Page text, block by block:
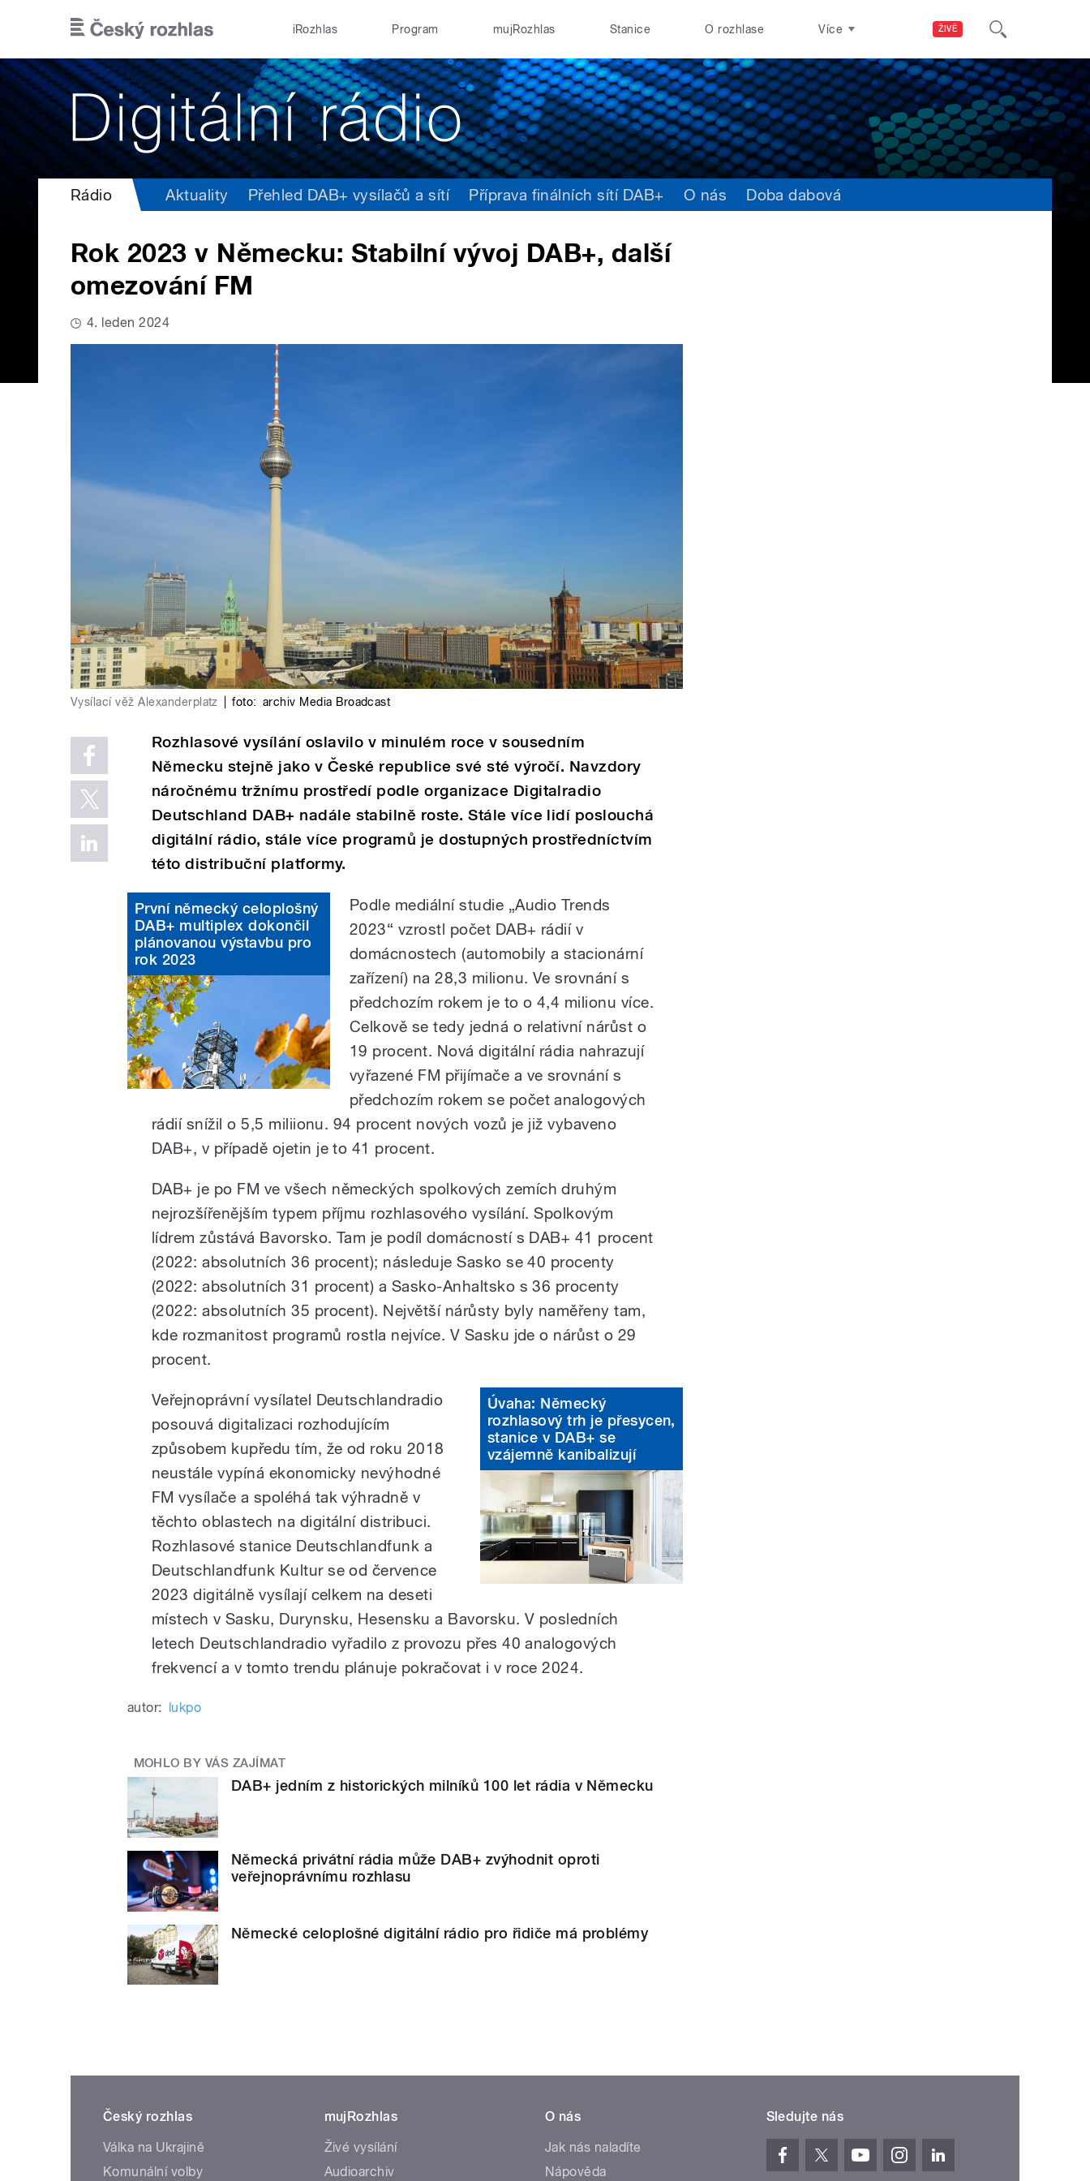
ŽIVĚ
iRozhlas Program mujRozhlas Stanice O rozhlase Více
Rádio Aktuality Přehled DAB+ vysílačů a sítí Příprava finálních sítí DAB+ O nás Doba dabová
Rok 2023 v Německu: Stabilní vývoj DAB+, další
omezování FM
4. leden 2024
Vysílací věž Alexanderplatz foto: archiv Media Broadcast
Rozhlasové vysílání oslavilo v minulém roce v sousedním
Německu stejně jako v České republice své sté výročí. Navzdory
náročnému tržnímu prostředí podle organizace Digitalradio
Deutschland DAB+ nadále stabilně roste. Stále více lidí poslouchá
digitální rádio, stále více programů je dostupných prostředníctvím
této distribuční platformy.
První německý celoplošný
DAB+ multiplex dokončil
plánovanou výstavbu pro
rok 2023
Podle mediální studie „Audio Trends
2023“ vzrostl počet DAB+ rádií v
domácnostech (automobily a stacionární
zařízení) na 28,3 milionu. Ve srovnání s
předchozím rokem je to o 4,4 milionu více.
Celkově se tedy jedná o relativní nárůst o
19 procent. Nová digitální rádia nahrazují
vyřazené FM přijímače a ve srovnání s
předchozím rokem se počet analogových
rádií snížil o 5,5 miliionu. 94 procent nových vozů je již vybaveno
DAB+, v případě ojetin je to 41 procent.
DAB+ je po FM ve všech německých spolkových zemích druhým
nejrozšířenějším typem příjmu rozhlasového vysílání. Spolkovým
lídrem zůstává Bavorsko. Tam je podíl domácností s DAB+ 41 procent
(2022: absolutních 36 procent); následuje Sasko se 40 procenty
(2022: absolutních 31 procent) a Sasko-Anhaltsko s 36 procenty
(2022: absolutních 35 procent). Největší nárůsty byly naměřeny tam,
kde rozmanitost programů rostla nejvíce. V Sasku jde o nárůst o 29
procent.
Úvaha: Německý
rozhlasový trh je přesycen,
stanice v DAB+ se
vzájemně kanibalizují
Veřejnoprávní vysílatel Deutschlandradio
posouvá digitalizaci rozhodujícím
způsobem kupředu tím, že od roku 2018
neustále vypíná ekonomicky nevýhodné
FM vysílače a spoléhá tak výhradně v
těchto oblastech na digitální distribuci.
Rozhlasové stanice Deutschlandfunk a
Deutschlandfunk Kultur se od července
2023 digitálně vysílají celkem na deseti
místech v Sasku, Durynsku, Hesensku a Bavorsku. V posledních
letech Deutschlandradio vyřadilo z provozu přes 40 analogových
frekvencí a v tomto trendu plánuje pokračovat i v roce 2024.
autor: lukpo
MOHLO BY VÁS ZAJÍMAT
DAB+ jedním z historických milníků 100 let rádia v Německu
Německá privátní rádia může DAB+ zvýhodnit oproti
veřejnoprávnímu rozhlasu
Německé celoplošné digitální rádio pro řidiče má problémy
Český rozhlas
Válka na Ukrajině
Komunální volby
mujRozhlas
Živé vysílání
Audioarchiv
O nás
Jak nás naladíte
Nápověda
Sledujte nás